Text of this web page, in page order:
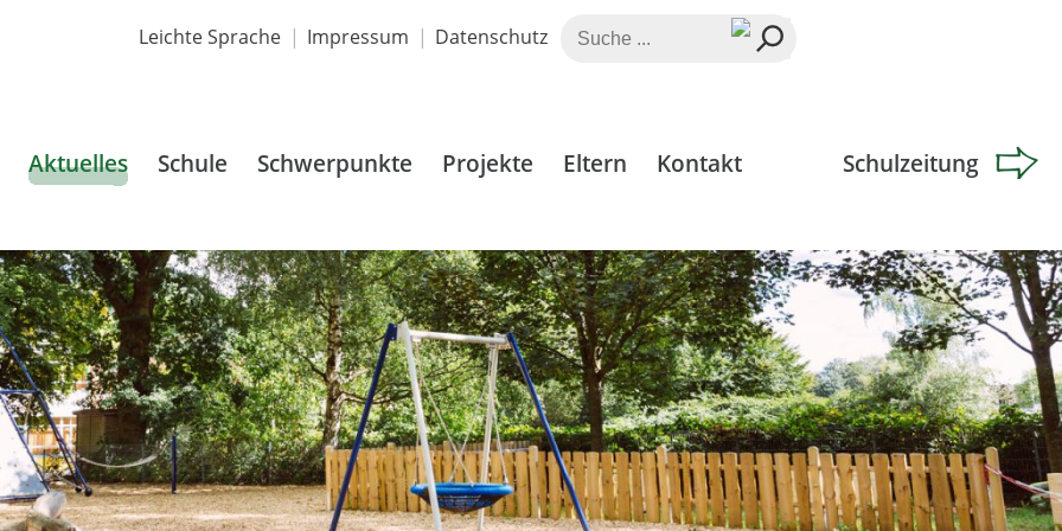
Leichte Sprache Impressum Datenschutz
Suche
Aktuelles Schule Schwerpunkte Projekte Eltern Kontakt Schulzeitung